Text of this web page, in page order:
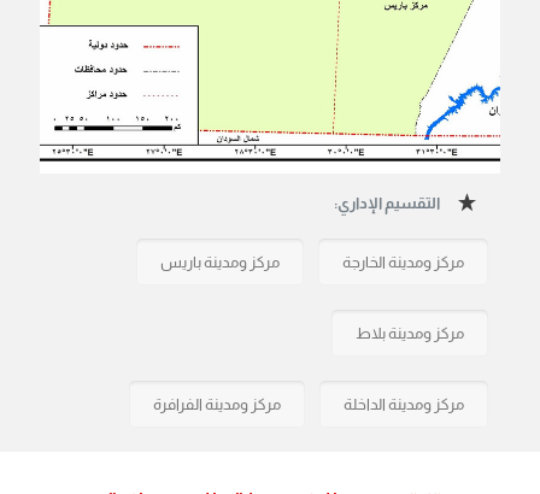
التقسيم الإداري:
مركز ومدينة الخارجة مركز ومدينة باريس
مركز ومدينة بلاط
مركز ومدينة الداخلة مركز ومدينة الفرافرة